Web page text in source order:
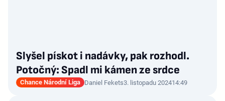
Slyšel pískot i nadávky, pak rozhodl.
Potočný: Spadl mi kámen ze srdce
Chance Národní Liga Daniel Fekets3. listopadu 202414:49